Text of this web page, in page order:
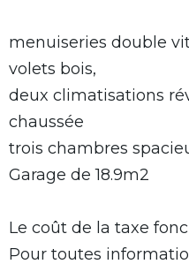
menuiseries double
volets bois,
deux climatisations
chaussée
trois chambres
Garage de 18.9m2
Le coût de la taxe
Pour toutes